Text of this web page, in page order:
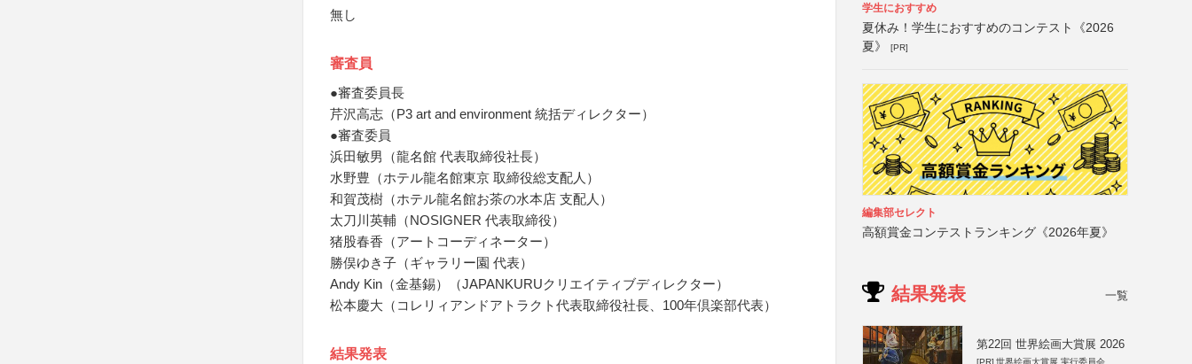
無し
審査員
●審査委員長
芹沢高志（P3 art and environment 統括ディレクター）
●審査委員
浜田敏男（龍名館 代表取締役社長）
水野豊（ホテル龍名館東京 取締役総支配人）
和賀茂樹（ホテル龍名館お茶の水本店 支配人）
太刀川英輔（NOSIGNER 代表取締役）
猪股春香（アートコーディネーター）
勝俣ゆき子（ギャラリー園 代表）
Andy Kin（金基錫）（JAPANKURUクリエイティブディレクター）
松本慶大（コレリィアンドアトラクト代表取締役社長、100年倶楽部代表）
結果発表
学生におすすめ
夏休み！学生におすすめのコンテスト《2026
夏》
[PR]
編集部セレクト
高額賞金コンテストランキング《2026年夏》
結果発表 一覧
第22回 世界絵画大賞展 2026
[PR] 世界絵画大賞展 実行委員会